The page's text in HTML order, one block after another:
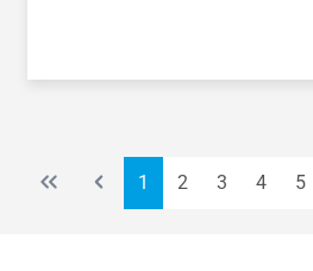
Pagina
1 Pagina
2 Pagina
3 Pagina
4 5